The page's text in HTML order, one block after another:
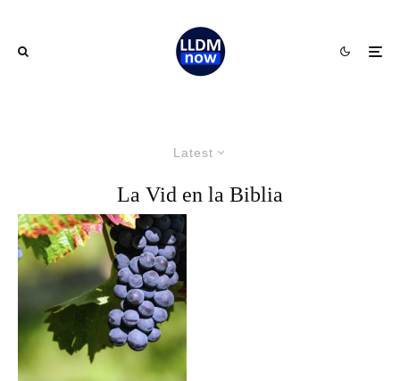
Latest
La Vid en la Biblia